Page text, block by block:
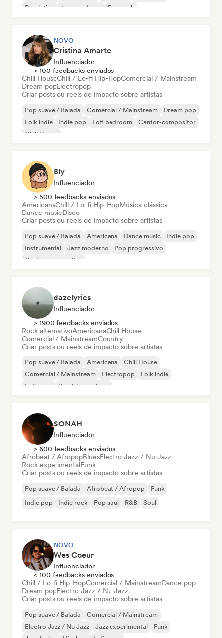
Pop latino
Jazz moderno Pop rock
NOVO
Cristina Amarte
Influenciador
< 100 feedbacks enviados
Chill HouseChill / Lo-fi Hip-HopComercial / Mainstream
Dream popElectropop
Criar posts ou reels de impacto sobre artistas
Pop suave / Balada Comercial / Mainstream
Dream pop
Folk indie
Indie pop Lofi bedroom
Cantor-compositor
Chill House
Bly
Influenciador
> 500 feedbacks enviados
AmericanaChill / Lo-fi Hip-HopMúsica clássica
Dance musicDisco
Criar posts ou reels de impacto sobre artistas
Pop suave / Balada Americana Dance music
Indie pop
Instrumental
Jazz moderno
Pop progressivo
Cantor-compositor
dazelyrics
Influenciador
> 1900 feedbacks enviados
Rock alternativoAmericanaChill House
Comercial / MainstreamCountry
Criar posts ou reels de impacto sobre artistas
Pop suave / Balada Americana
Chill House
Comercial / Mainstream
Electropop
Folk indie
Indie pop
Pop internacional
SONAH
Influenciador
> 600 feedbacks enviados
Afrobeat / AfropopBluesElectro Jazz / Nu Jazz
Rock experimentalFunk
Criar posts ou reels de impacto sobre artistas
Pop suave / Balada Afrobeat / Afropop
Funk
Indie pop
Indie rock Pop soul R&B Soul
NOVO
Wes Coeur
Influenciador
< 100 feedbacks enviados
Chill / Lo-fi Hip-HopComercial / MainstreamDance pop
Dream popElectro Jazz / Nu Jazz
Criar posts ou reels de impacto sobre artistas
Pop suave / Balada
Comercial / Mainstream
Electro Jazz / Nu Jazz
Jazz experimental
Funk